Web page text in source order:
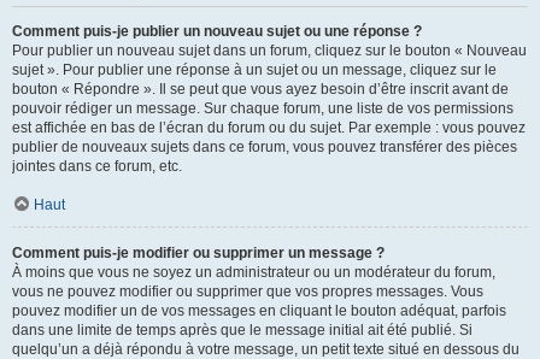
Comment puis-je publier un nouveau sujet ou une réponse ?
Pour publier un nouveau sujet dans un forum, cliquez sur le bouton « Nouveau
sujet ». Pour publier une réponse à un sujet ou un message, cliquez sur le
bouton « Répondre ». Il se peut que vous ayez besoin d’être inscrit avant de
pouvoir rédiger un message. Sur chaque forum, une liste de vos permissions
est affichée en bas de l’écran du forum ou du sujet. Par exemple : vous pouvez
publier de nouveaux sujets dans ce forum, vous pouvez transférer des pièces
jointes dans ce forum, etc.
Haut
Comment puis-je modifier ou supprimer un message ?
À moins que vous ne soyez un administrateur ou un modérateur du forum,
vous ne pouvez modifier ou supprimer que vos propres messages. Vous
pouvez modifier un de vos messages en cliquant le bouton adéquat, parfois
dans une limite de temps après que le message initial ait été publié. Si
quelqu’un a déjà répondu à votre message, un petit texte situé en dessous du